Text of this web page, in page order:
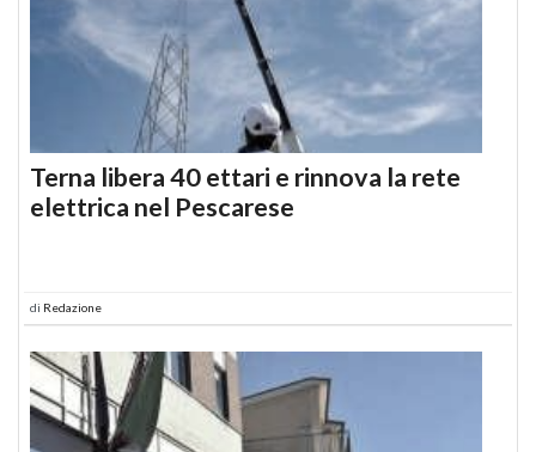
Terna libera 40 ettari e rinnova la rete
elettrica nel Pescarese
di Redazione